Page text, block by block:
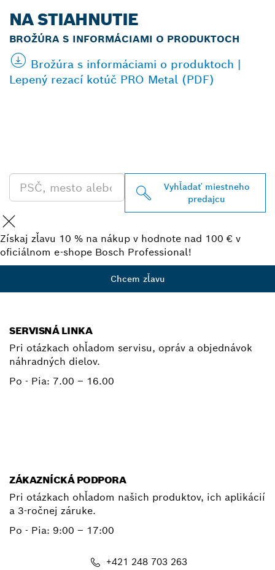
NA STIAHNUTIE
BROŽÚRA S INFORMÁCIAMI O PRODUKTOCH
Brožúra s informáciami o produktoch |
Lepený rezací kotúč PRO Metal (PDF)
Vyhľadať miestneho
predajcu
Získaj zľavu 10 % na nákup v hodnote nad 100 € v
oficiálnom e-shope Bosch Professional!
Chcem zľavu
SERVISNÁ LINKA
Pri otázkach ohľadom servisu, opráv a objednávok
náhradných dielov.
Po - Pia: 7.00 – 16.00
ZÁKAZNÍCKÁ PODPORA
Pri otázkach ohľadom našich produktov, ich aplikácií
a 3-ročnej záruke.
Po - Pia: 9:00 – 17:00
+421 248 703 263